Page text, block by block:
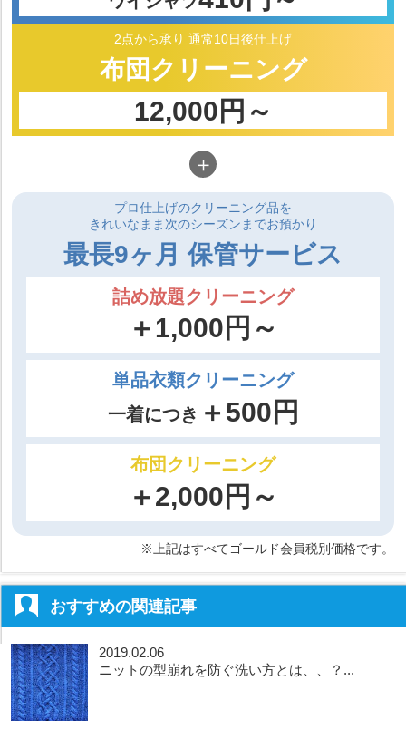
2点から承り 通常10日後仕上げ
布団 クリーニング
12,000円～
＋
プロ仕上げのクリーニング品を
きれいなまま次のシーズンまでお預かり
最長9ヶ月 保管サービス
詰め放題クリーニング
＋1,000円～
単品衣類クリーニング
一着につき ＋500円
布団クリーニング
＋2,000円～
※上記はすべてゴールド会員税別価格です。
おすすめの関連記事
2019.02.06
ニットの型崩れを防ぐ洗い方とは、、？...